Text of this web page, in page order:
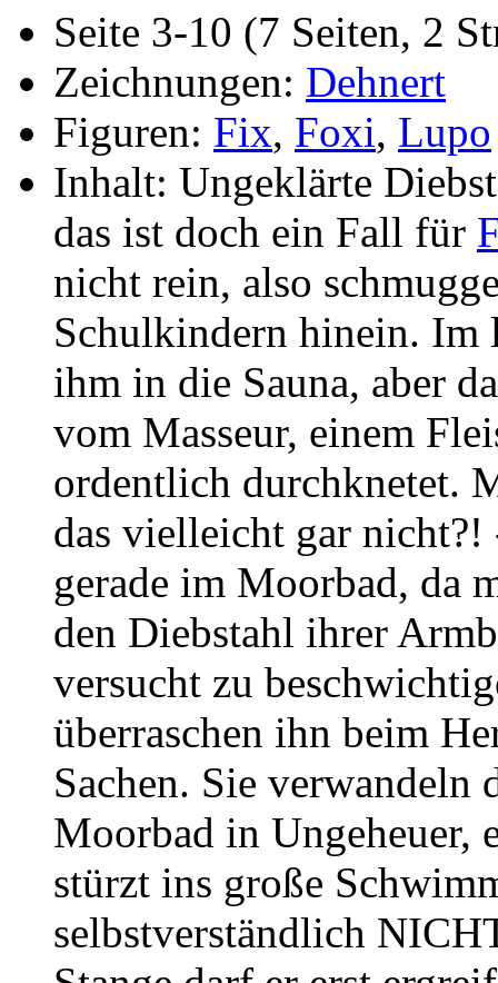
Seite 3-10 (7 Seiten, 2
Zeichnungen: Dehnert
Figuren: Fix, Foxi, Lupo
Inhalt: Ungeklärte
das ist doch ein Fall für
nicht rein, also
Schulkindern hinein. Im
ihm in die Sauna, aber
vom Masseur, einem
ordentlich durchknetet.
das vielleicht gar
gerade im Moorbad, da
den Diebstahl ihrer
versucht zu
überraschen ihn beim
Sachen. Sie
Moorbad in Ungeheuer,
stürzt ins große
selbstverständlich